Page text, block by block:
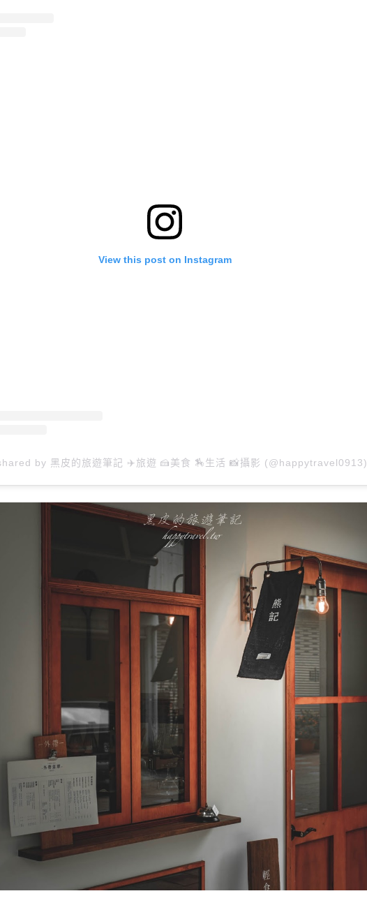
View this post on Instagram
by 黑皮的旅遊筆記 ✈️旅遊 🍰美食 🏇生活 📸攝影 (@happytravel0913)